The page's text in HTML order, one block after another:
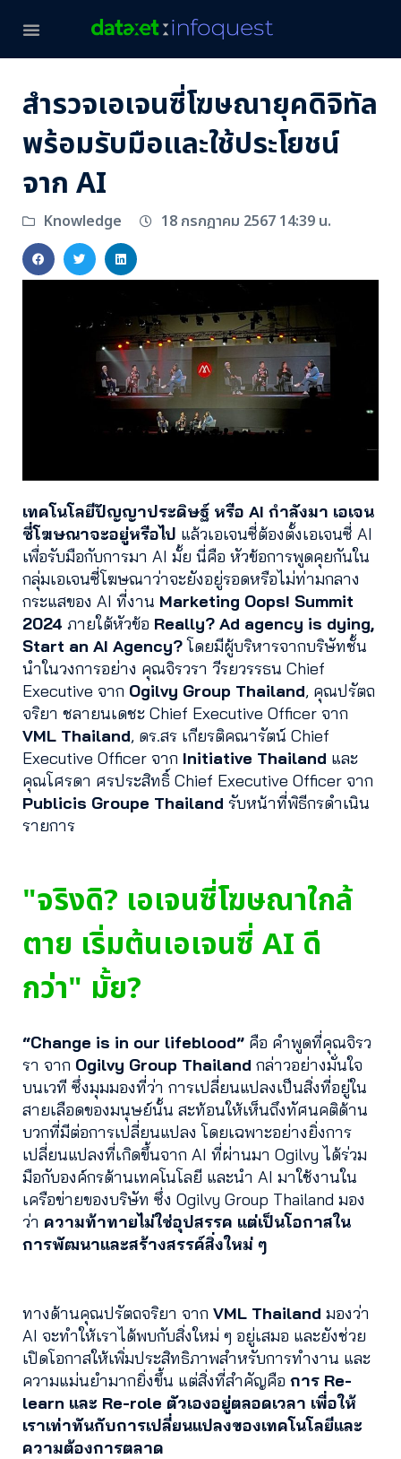
สำรวจเอเจนซี่โฆษณายุคดิจิทัล
พร้อมรับมือและใช้ประโยชน์
จาก AI
Knowledge 18 กรกฎาคม 2567 14:39 น.
เทคโนโลยีปัญญาประดิษฐ์ หรือ AI กำลังมา เอเจน
ซี่โฆษณาจะอยู่หรือไป แล้วเอเจนซี่ต้องตั้งเอเจนซี่ AI
เพื่อรับมือกับการมา AI มั้ย นี่คือ หัวข้อการพูดคุยกันใน
กลุ่มเอเจนซี่โฆษณาว่าจะยังอยู่รอดหรือไม่ท่ามกลาง
กระแสของ AI ที่งาน Marketing Oops! Summit
2024 ภายใต้หัวข้อ Really? Ad agency is dying,
Start an AI Agency?โดยมีผู้บริหารจากบริษัทชั้น
นำในวงการอย่าง คุณจิรวรา วีรยวรรธน Chief
Executive จาก Ogilvy Group Thailand, คุณปรัตถ
จริยา ชลายนเดชะ Chief Executive Officer จาก
VML Thailand, ดร.สร เกียรติคณารัตน์ Chief
Executive Officer จาก Initiative Thailand และ
คุณโศรดา ศรประสิทธิ์ Chief Executive Officer จาก
Publicis Groupe Thailand รับหน้าที่พิธีกรดำเนิน
รายการ
"จริงดิ? เอเจนซี่โฆษณาใกล้
ตาย เริ่มต้นเอเจนซี่ AI ดี
กว่า" มั้ย?
“Change is in our lifeblood” คือ คำพูดที่คุณจิรว
รา จาก Ogilvy Group Thailand กล่าวอย่างมั่นใจ
บนเวที ซึ่งมุมมองที่ว่า การเปลี่ยนแปลงเป็นสิ่งที่อยู่ใน
สายเลือดของมนุษย์นั้น สะท้อนให้เห็นถึงทัศนคติด้าน
บวกที่มีต่อการเปลี่ยนแปลง โดยเฉพาะอย่างยิ่งการ
เปลี่ยนแปลงที่เกิดขึ้นจาก AI ที่ผ่านมา Ogilvy ได้ร่วม
มือกับองค์กรด้านเทคโนโลยี และนำ AI มาใช้งานใน
เครือข่ายของบริษัท ซึ่ง Ogilvy Group Thailand มอง
ว่า ความท้าทายไม่ใช่อุปสรรค แต่เป็นโอกาสใน
การพัฒนาและสร้างสรรค์สิ่งใหม่ ๆ
ทางด้านคุณปรัตถจริยา จาก VML Thailand มองว่า
AI จะทำให้เราได้พบกับสิ่งใหม่ ๆ อยู่เสมอ และยังช่วย
เปิดโอกาสให้เพิ่มประสิทธิภาพสำหรับการทำงาน และ
ความแม่นยำมากยิ่งขึ้น แต่สิ่งที่สำคัญคือ การ Re-
learn และ Re-role ตัวเองอยู่ตลอดเวลา เพื่อให้
เราเท่าทันกับการเปลี่ยนแปลงของเทคโนโลยีและ
ความต้องการตลาด